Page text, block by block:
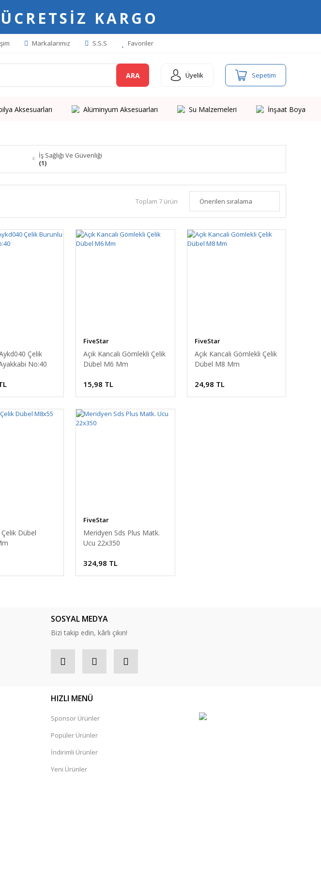
ÜCRETSİZ KARGO
Markalarımız S.S.S Favoriler
ARA Üyelik Sepetim
Aksesuarları Alüminyum Aksesuarları Su Malzemeleri İnşaat Boya
İş Sağlığı Ve Güvenliği
(1)
Toplam 7 ürün
Çelik
No:40
FiveStar
Açık Kancalı Gömlekli Çelik
Dübel M6 Mm
15,98 TL
FiveStar
Açık Kancalı Gömlekli Çelik
Dübel M8 Mm
24,98 TL
Dübel
FiveStar
Meridyen Sds Plus Matk.
Ucu 22x350
324,98 TL
SOSYAL MEDYA
Bizi takip edin, kârlı çıkın!
HIZLI MENÜ
Sponsor Ürünler
Popüler Ürünler
İndirimli Ürünler
Yeni Ürünler